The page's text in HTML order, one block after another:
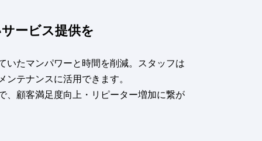
ービス提供を
いたマンパワーと時間を削減。スタッフは
テナンスに活用できます。
、顧客満足度向上・リピーター増加に繋が